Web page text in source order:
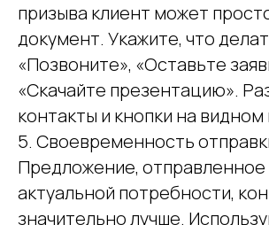
призыва клиент может
документ. Укажите, что
«Позвоните», «Оставьте
«Скачайте презентацию».
контакты и кнопки на
5. Своевременность
Предложение,
актуальной потребности,
значительно лучше.